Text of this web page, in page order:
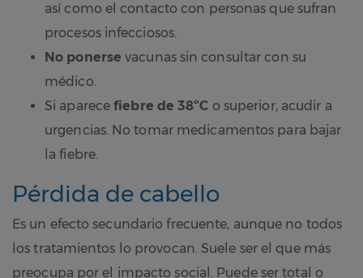
así como el contacto con personas que sufran
procesos infecciosos.
No ponerse vacunas sin consultar con su
médico.
Si aparece fiebre de 38ºC o superior, acudir a
urgencias. No tomar medicamentos para bajar
la fiebre.
Pérdida de cabello
Es un efecto secundario frecuente, aunque no todos
los tratamientos lo provocan. Suele ser el que más
preocupa por el impacto social. Puede ser total o